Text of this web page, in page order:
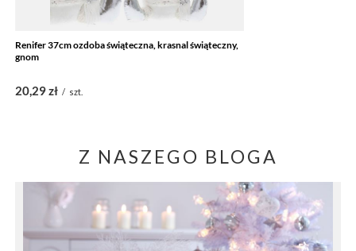
Renifer 37cm ozdoba świąteczna, krasnal świąteczny,
gnom
20,29 zł / szt.
Z NASZEGO BLOGA